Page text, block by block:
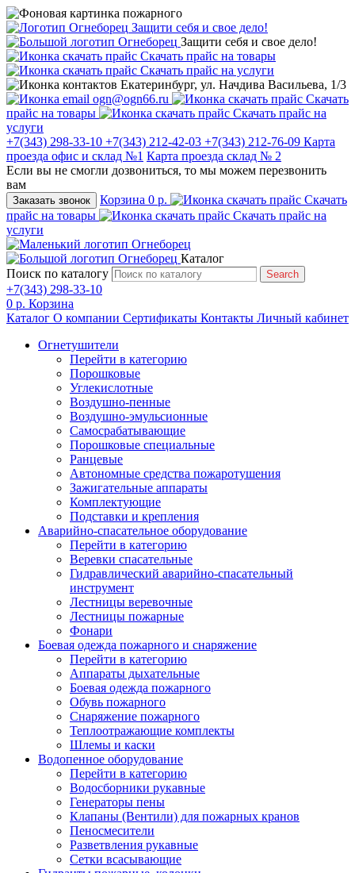
Защити себя и свое дело!
Защити себя и свое дело!
Скачать прайс на товары
Скачать прайс на услуги
Екатеринбург, ул. Начдива Васильева, 1/3
ogn@ogn66.ru
Скачать
прайс на товары
Скачать прайс на
услуги
+7(343) 298-33-10 +7(343) 212-42-03 +7(343) 212-76-09 Карта
проезда офис и склад №1 Карта проезда склад № 2
Если вы не смогли дозвониться, то мы можем перезвонить
вам
Заказать звонок Корзина 0 р.
Скачать
прайс на товары
Скачать прайс на
услуги
Каталог
Поиск по каталогу
Search
+7(343) 298-33-10
0 р. Корзина
Каталог О компании Сертификаты Контакты Личный кабинет
Огнетушители
Перейти в категорию
Порошковые
Углекислотные
Воздушно-пенные
Воздушно-эмульсионные
Самосрабатывающие
Порошковые специальные
Ранцевые
Автономные средства пожаротушения
Зажигательные аппараты
Комплектующие
Подставки и крепления
Аварийно-спасательное оборудование
Перейти в категорию
Веревки спасательные
Гидравлический аварийно-спасательный
инструмент
Лестницы веревочные
Лестницы пожарные
Фонари
Боевая одежда пожарного и снаряжение
Перейти в категорию
Аппараты дыхательные
Боевая одежда пожарного
Обувь пожарного
Снаряжение пожарного
Теплоотражающие комплекты
Шлемы и каски
Водопенное оборудование
Перейти в категорию
Водосборники рукавные
Генераторы пены
Клапаны (Вентили) для пожарных кранов
Пеносмесители
Разветвления рукавные
Сетки всасывающие